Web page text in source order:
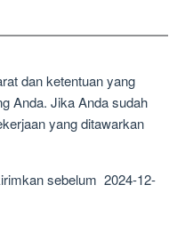
dan ketentuan yang
Anda. Jika Anda sudah
yang ditawarkan
sebelum 2024-12-